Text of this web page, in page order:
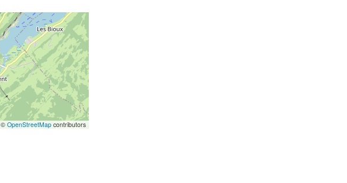
©OpenStreetMap contributors